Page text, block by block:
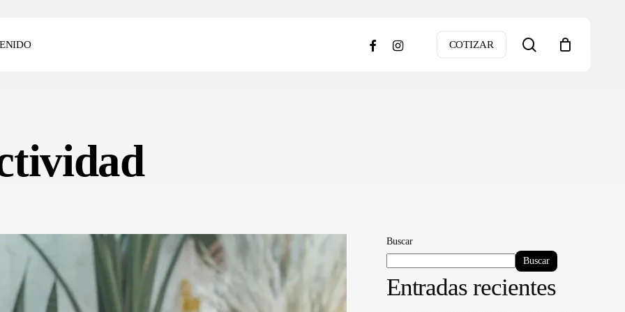
COTIZAR search
facebookinstagram
Buscar
Buscar
Entradas recientes